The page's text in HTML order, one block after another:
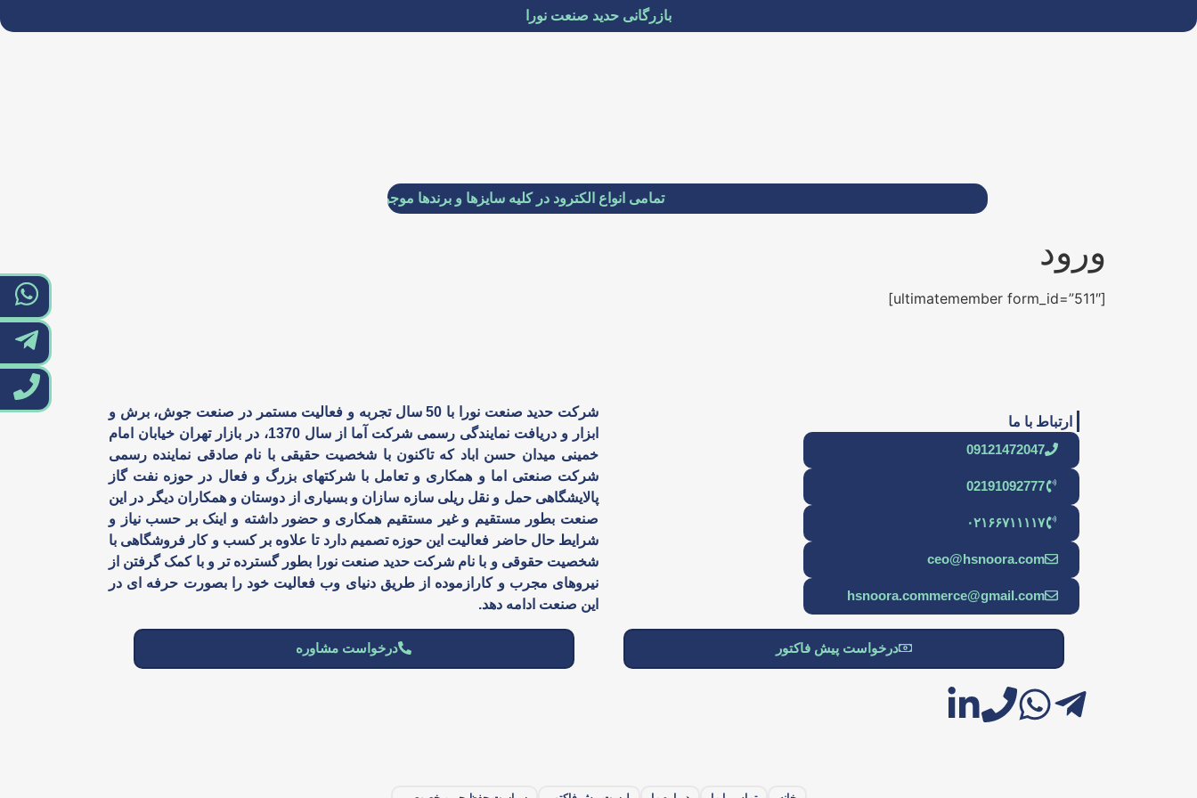
بازرگانی حدید صنعت نورا
تمامی انواع الکترود در کلیه سایزها و برندها موجود است.
ورود
[ultimatemember form_id=”511″]
09121472047
02191092777
۰۲۱۶۶۷۱۱۱۱۷
ceo@hsnoora.com
hsnoora.commerce@gmail.com
ارتباط با ما
شرکت حدید صنعت نورا با 50 سال تجربه و فعالیت مستمر در صنعت جوش، برش و
ابزار و دریافت نمایندگی رسمی شرکت آما از سال 1370، در بازار تهران خیابان امام
خمینی میدان حسن اباد که تاکنون با شخصیت حقیقی با نام صادقی نماینده رسمی
شرکت صنعتی اما و همکاری و تعامل با شرکتهای بزرگ و فعال در حوزه نفت گاز
پالایشگاهی حمل و نقل ریلی سازه سازان و بسیاری از دوستان و همکاران دیگر در این
صنعت بطور مستقیم و غیر مستقیم همکاری و حضور داشته و اینک بر حسب نیاز و
شرایط حال حاضر فعالیت این حوزه تصمیم دارد تا علاوه بر کسب و کار فروشگاهی با
شخصیت حقوقی و با نام شرکت حدید صنعت نورا بطور گسترده تر و با کمک گرفتن از
نیروهای مجرب و کارازموده از طریق دنیای وب فعالیت خود را بصورت حرفه ای در
این صنعت ادامه دهد.
درخواست پیش فاکتور درخواست مشاوره